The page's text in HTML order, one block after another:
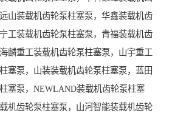
山装载机齿轮泵柱塞泵，华鑫装载机齿
工装载机齿轮泵柱塞泵，青福装载机齿
麟重工装载机齿轮泵柱塞泵，山宇重工
塞泵，山装装载机齿轮泵柱塞泵，蓝田
塞泵，NEWLAND装载机齿轮泵柱塞
机齿轮泵柱塞泵，山河智能装载机齿轮